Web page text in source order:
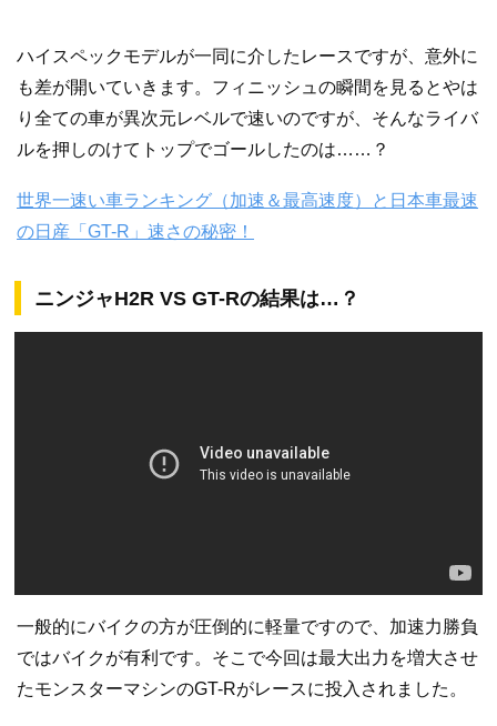
ハイスペックモデルが一同に介したレースですが、意外に
も差が開いていきます。フィニッシュの瞬間を見るとやは
り全ての車が異次元レベルで速いのですが、そんなライバ
ルを押しのけてトップでゴールしたのは……？
世界一速い車ランキング（加速＆最高速度）と日本車最速
の日産「GT-R」速さの秘密！
ニンジャH2R VS GT-Rの結果は…？
一般的にバイクの方が圧倒的に軽量ですので、加速力勝負
ではバイクが有利です。そこで今回は最大出力を増大させ
たモンスターマシンのGT-Rがレースに投入されました。